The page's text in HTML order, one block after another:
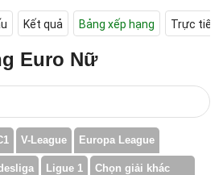
Kết quả Bảng xếp hạng Trực tiếp
Euro Nữ
V-League Europa League
Ligue 1 Chọn giải khác